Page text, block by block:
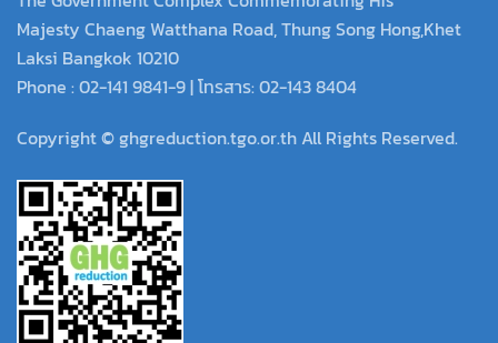
Majesty Chaeng Watthana Road, Thung Song Hong,Khet
Laksi Bangkok 10210
Phone : 02-141 9841-9 | โทรสาร: 02-143 8404
Copyright © ghgreduction.tgo.or.th All Rights Reserved.